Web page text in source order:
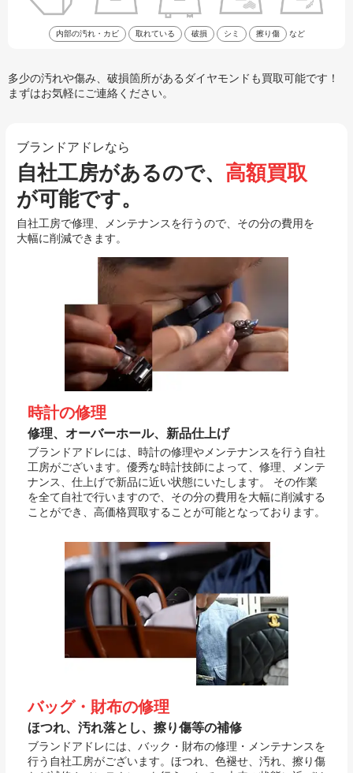
内部の汚れ・カビ 取れている 破損 シミ 擦り傷 など
多少の汚れや傷み、破損箇所があるダイヤモンドも買取可能です！
まずはお気軽にご連絡ください。
ブランドアドレなら
自社工房があるので、 高額買取
が可能です。
自社工房で修理、メンテナンスを行うので、その分の費用を
大幅に削減できます。
時計の修理
修理、オーバーホール、新品仕上げ
ブランドアドレには、時計の修理やメンテナンスを行う自社
工房がございます。優秀な時計技師によって、修理、メンテ
ナンス、仕上げで新品に近い状態にいたします。 その作業
を全て自社で行いますので、その分の費用を大幅に削減する
ことができ、高価格買取することが可能となっております。
バッグ・財布の修理
ほつれ、汚れ落とし、擦り傷等の補修
ブランドアドレには、バック・財布の修理・メンテナンスを
行う自社工房がございます。ほつれ、色褪せ、汚れ、擦り傷